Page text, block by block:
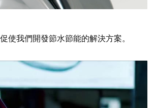
使我們開發節水節能的解決方案。